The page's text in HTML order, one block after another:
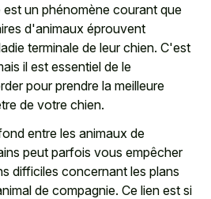
est un phénomène courant que
d'animaux éprouvent
terminale de leur chien. C'est
il est essentiel de le
pour prendre la meilleure
de votre chien.
entre les animaux de
peut parfois vous empêcher
difficiles concernant les plans
de compagnie. Ce lien est si